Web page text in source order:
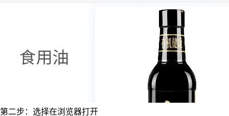
第二步：选择在浏览器打开